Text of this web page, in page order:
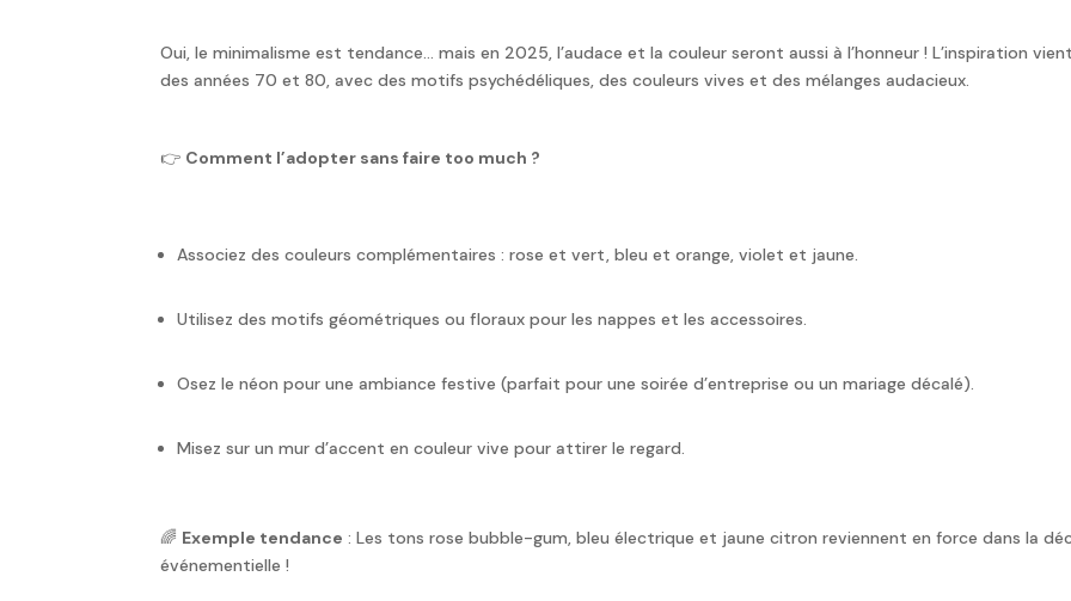
Oui, le minimalisme est tendance… mais en 2025, l’audace et la couleur seront aussi à l’honneur ! L’inspiration
des années 70 et 80, avec des motifs psychédéliques, des couleurs vives et des mélanges audacieux.
👉 Comment l’adopter sans faire too much ?
Associez des couleurs complémentaires : rose et vert, bleu et orange, violet et jaune.
Utilisez des motifs géométriques ou floraux pour les nappes et les accessoires.
Osez le néon pour une ambiance festive (parfait pour une soirée d’entreprise ou un mariage décalé).
Misez sur un mur d’accent en couleur vive pour attirer le regard.
🌈 Exemple tendance : Les tons rose bubble-gum, bleu électrique et jaune citron reviennent en force dans la
événementielle !